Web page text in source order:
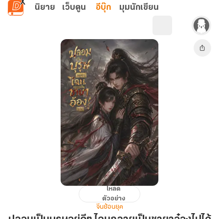
ข้ามไปยังเนื้อหาหลัก
นิยาย เว็บตูน อีบุ๊ก มุมนักเขียน
ปลอม
บุรุษ
โหลด
ตัวอย่าง
จีนย้อนยุค